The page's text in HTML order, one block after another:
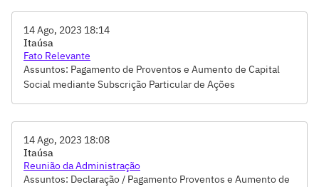
14 Ago, 2023 18:14
Itaúsa
Fato Relevante
Assuntos: Pagamento de Proventos e Aumento de Capital
Social mediante Subscrição Particular de Ações
14 Ago, 2023 18:08
Itaúsa
Reunião da Administração
Assuntos: Declaração / Pagamento Proventos e Aumento de